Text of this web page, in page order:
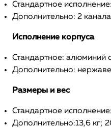
Стандартное
Дополнительно: 2
Исполнение корпуса
Стандартное: алюминий
Дополнительно:
Размеры и вес
Стандартное
Дополнительно:13,6 кг;